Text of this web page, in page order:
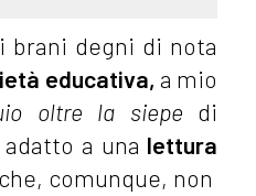
brani degni di nota
educativa, a mio
oltre la siepe di
a una lettura
comunque, non